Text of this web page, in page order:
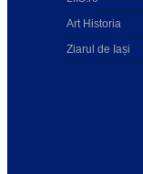
Art Historia
Ziarul de Iași